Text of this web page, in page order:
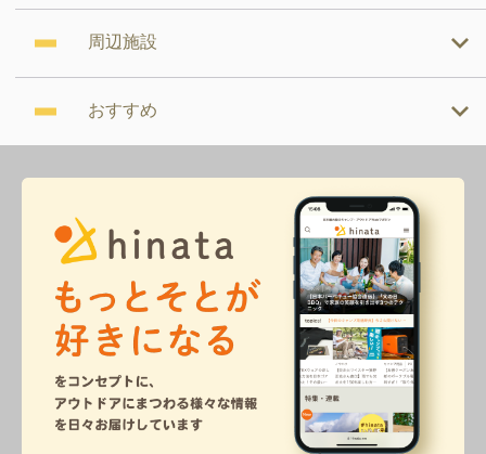
周辺施設
おすすめ